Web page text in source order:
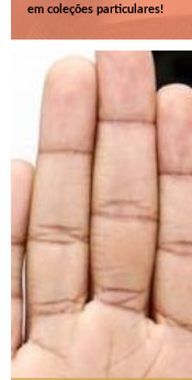
em coleções particulares!